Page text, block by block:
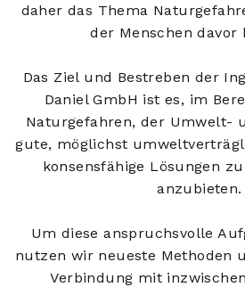
daher das Thema
der Menschen davor
Das Ziel und Bestreben der
Daniel GmbH ist es, im
Naturgefahren, der Umwelt-
gute, möglichst
konsensfähige Lösungen
anzubieten.
Um diese anspruchsvolle
nutzen wir neueste Methoden
Verbindung mit